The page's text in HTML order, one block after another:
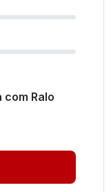
Ralo